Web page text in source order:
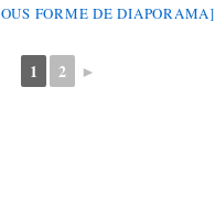
FORME DE DIAPORAMA]
1 2 ►